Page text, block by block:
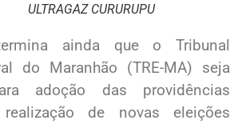
ULTRAGAZ CURURUPU
ainda que o Tribunal
do Maranhão (TRE-MA) seja
adoção das providências
de novas eleições